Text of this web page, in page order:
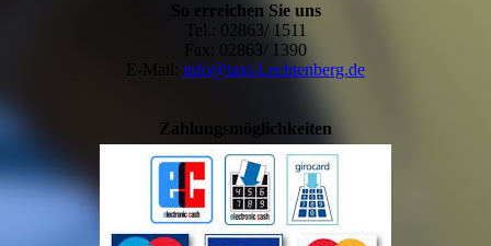
So erreichen Sie uns
Tel.: 02863/ 1511
Fax: 02863/ 1390
E-Mail: info@taxi-Lechtenberg.de
Zahlungsmöglichkeiten